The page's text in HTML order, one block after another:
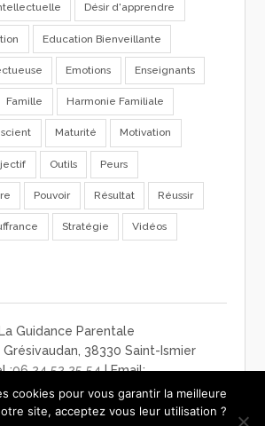
Désir d'apprendre
Education Bienveillante
Emotions Enseignants
Famille Harmonie Familiale
Maturité Motivation
Outils Peurs
Pouvoir Résultat Réussir
Stratégie Vidéos
La Guidance Parentale
38330 Saint-Ismier
:06 24 52 25 54| Email:
-charte de confidentialité-CGV
cookies pour vous garantir la meilleure
site, acceptez vous leur utilisation ?